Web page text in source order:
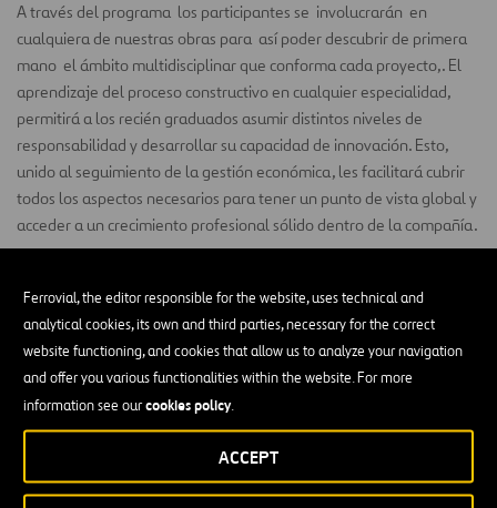
Ferrovial, the editor responsible for the website, uses technical and
analytical cookies, its own and third parties, necessary for the correct
website functioning, and cookies that allow us to analyze your navigation
and offer you various functionalities within the website. For more
information see ourcookies policy.
ACCEPT
A través del programa los participantes se involucrarán en
cualquiera de nuestras obras para así poder descubrir de primera
mano el ámbito multidisciplinar que conforma cada proyecto,. El
aprendizaje del proceso constructivo en cualquier especialidad,
permitirá a los recién graduados asumir distintos niveles de
responsabilidad y desarrollar su capacidad de innovación. Esto,
unido al seguimiento de la gestión económica, les facilitará cubrir
todos los aspectos necesarios para tener un punto de vista global y
acceder a un crecimiento profesional sólido dentro de la compañía.
EMPLEO
Únete a nuestro equipo